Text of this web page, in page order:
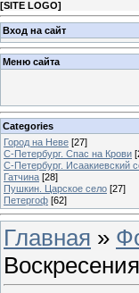
[SITE LOGO]
Вход на сайт
Меню сайта
Categories
Город на Неве [27]
С-Петербург. Спас на Крови
С-Петербург. Исаакиевский
Гатчина [28]
Пушкин. Царское село [27]
Петергоф [62]
Главная »